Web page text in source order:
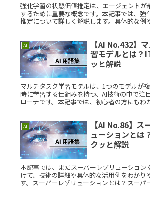
強化学習の状態価値推定は、エージェントが
するために重要な概念です。本記事では、強
推定について詳しく解説します。具体的な例
AI
【AI No.432】
習モデルとは？
ッと解説
マルチタスク学習モデルは、1つのモデルが
時に学習する仕組みを持つ、AI技術の中で注
ローチです。本記事では、初心者の方にもわ
AI
【AI No.86】ス
ューションとは
クッと解説
本記事では、まだスーパーレゾリューション
けて、技術の詳細や具体的な活用例をわかり
す。スーパーレゾリューションとは？スーパ